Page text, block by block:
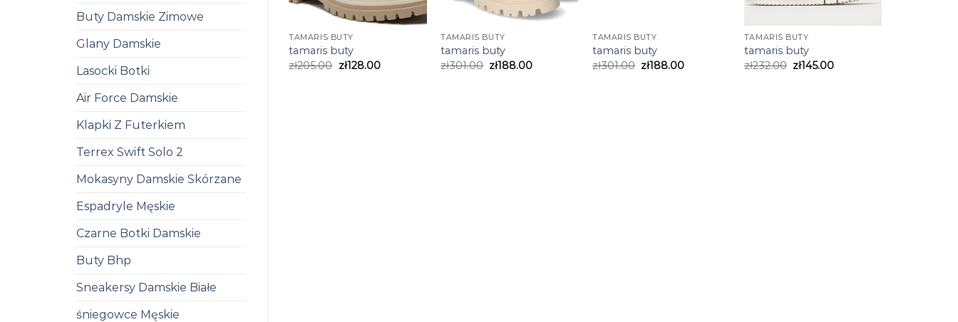
Buty Damskie Zimowe
Glany Damskie
Lasocki Botki
Air Force Damskie
Klapki Z Futerkiem
Terrex Swift Solo 2
Mokasyny Damskie Skórzane
Espadryle Męskie
Czarne Botki Damskie
Buty Bhp
Sneakersy Damskie Białe
śniegowce Męskie
TAMARIS BUTY
tamaris buty
zł205.00 zł128.00
TAMARIS BUTY
tamaris buty
zł301.00 zł188.00
TAMARIS BUTY
tamaris buty
zł301.00 zł188.00
TAMARIS BUTY
tamaris buty
zł232.00 zł145.00